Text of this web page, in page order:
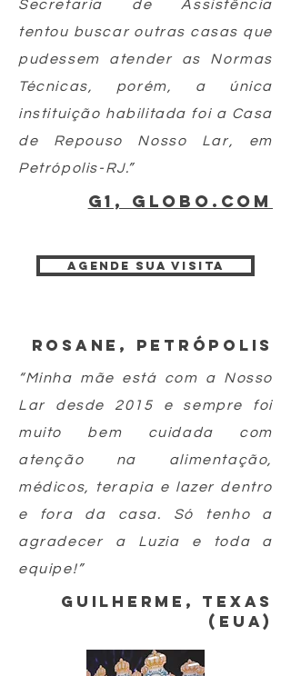
Secretaria de Assistência
tentou buscar outras casas que
pudessem atender as Normas
Técnicas, porém, a única
instituição habilitada foi a Casa
de Repouso Nosso Lar, em
Petrópolis-RJ.”
g1, globo.com
Agende sua visita
rosane, petrópolis
“Minha mãe está com a Nosso
Lar desde 2015 e sempre foi
muito bem cuidada com
atenção na alimentação,
médicos, terapia e lazer dentro
e fora da casa. Só tenho a
agradecer a Luzia e toda a
equipe!”
Guilherme, Texas
(eua)